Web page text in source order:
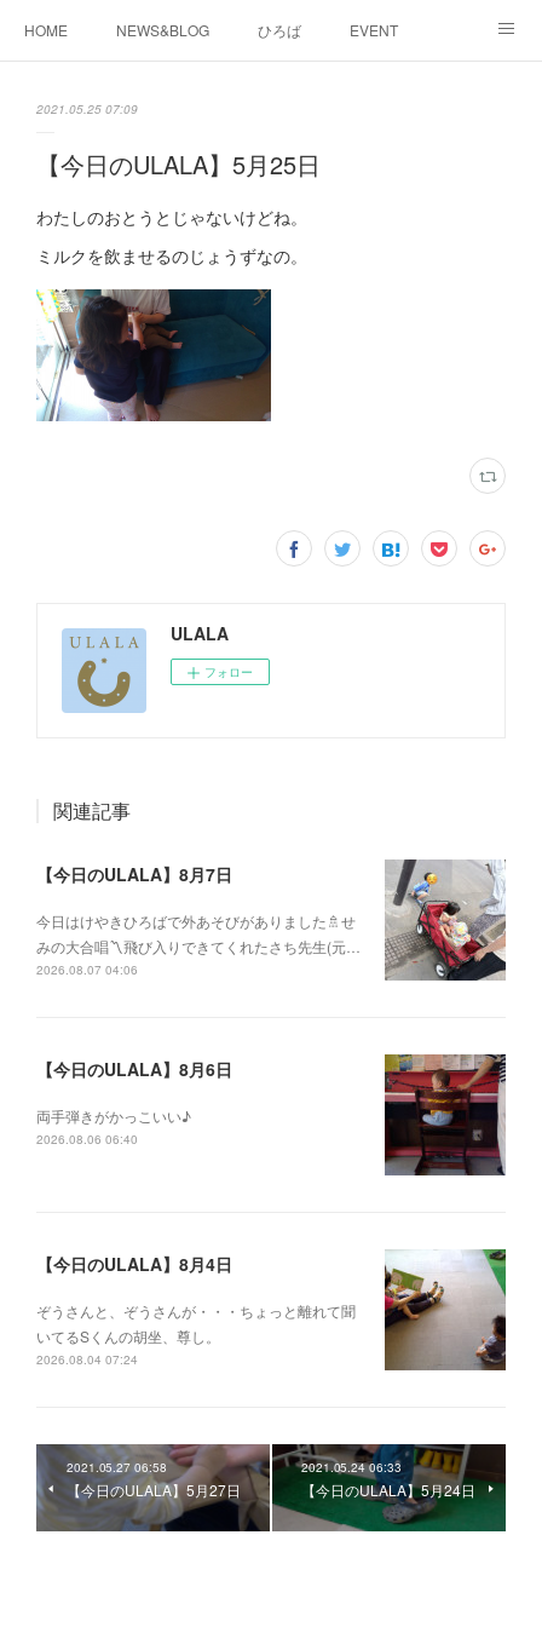
HOME NEWS&BLOG ひろば EVENT
2021.05.25 07:09
【今日のULALA】5月25日
わたしのおとうとじゃないけどね。
ミルクを飲ませるのじょうずなの。
ULALA
フォロー
関連記事
【今日のULALA】8月7日
今日はけやきひろばで外あそびがありました🚿せ
みの大合唱〽飛び入りできてくれたさち先生(元…
2026.08.07 04:06
【今日のULALA】8月6日
両手弾きがかっこいい♪
2026.08.06 06:40
【今日のULALA】8月4日
ぞうさんと、ぞうさんが・・・ちょっと離れて聞
いてるSくんの胡坐、尊し。
2026.08.04 07:24
2021.05.27 06:58
【今日のULALA】5月27日
2021.05.24 06:33
【今日のULALA】5月24日